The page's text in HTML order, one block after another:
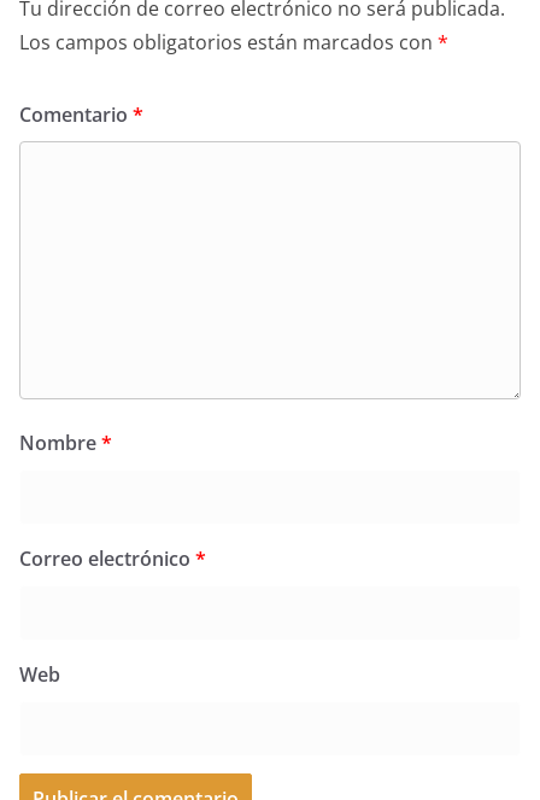
Tu dirección de correo electrónico no será publicada.
Los campos obligatorios están marcados con *
Comentario *
Nombre*
Correo electrónico *
Web